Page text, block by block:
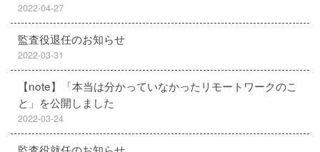
2022-04-27
監査役退任のお知らせ
2022-03-31
【note】「本当は分かっていなかったリモートワークのこ
と」を公開しました
2022-03-24